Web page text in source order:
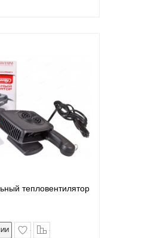
тепловентилятор
в закладки